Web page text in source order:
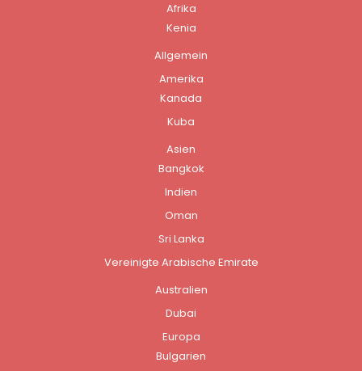
Afrika
Kenia
Allgemein
Amerika
Kanada
Kuba
Asien
Bangkok
Indien
Oman
Sri Lanka
Vereinigte Arabische Emirate
Australien
Dubai
Europa
Bulgarien